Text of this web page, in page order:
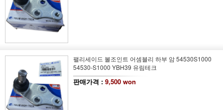
팰리세이드 볼조인트 어셈블리 하부 암 54530S1000
54530-S1000 YBH39 유림테크
판매가격 : 9,500 won